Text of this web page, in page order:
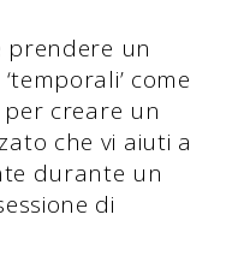
prendere un
come
per creare un
che vi aiuti a
durante un
di